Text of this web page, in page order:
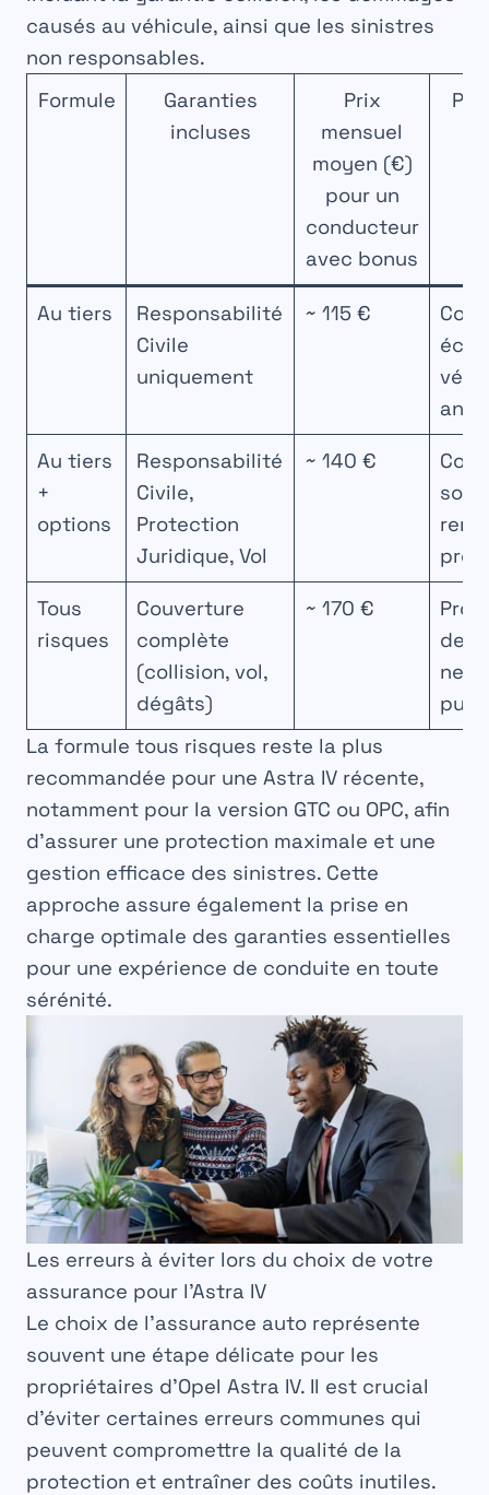
causés au véhicule, ainsi que les sinistres
non responsables.
Formule
Garanties
incluses
Prix
mensuel
moyen (€)
pour un
conducteur
avec bonus
Au tiers
Responsabilité
Civile
uniquement
~ 115 €
Au tiers
+
options
Responsabilité
Civile,
Protection
Juridique, Vol
~ 140 €
Tous
risques
Couverture
complète
(collision, vol,
dégâts)
~ 170 €
de
La formule tous risques reste la plus
recommandée pour une Astra IV récente,
notamment pour la version GTC ou OPC, afin
d’assurer une protection maximale et une
gestion efficace des sinistres. Cette
approche assure également la prise en
charge optimale des garanties essentielles
pour une expérience de conduite en toute
sérénité.
Les erreurs à éviter lors du choix de votre
assurance pour l’Astra IV
Le choix de l’assurance auto représente
souvent une étape délicate pour les
propriétaires d’Opel Astra IV. Il est crucial
d’éviter certaines erreurs communes qui
peuvent compromettre la qualité de la
protection et entraîner des coûts inutiles.